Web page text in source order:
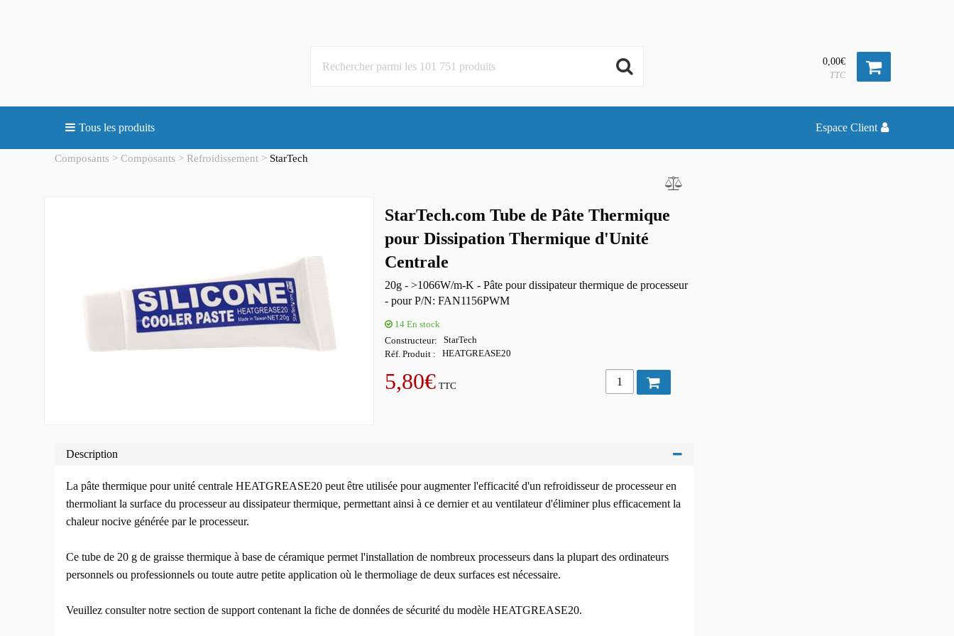
0,00€
TTC
Tous les produits Espace Client
Composants Composants Refroidissement StarTech
StarTech.com Tube de Pâte Thermique
pour Dissipation Thermique d'Unité
Centrale
20g - >1066W/m-K - Pâte pour dissipateur thermique de processeur
- pour P/N: FAN1156PWM
14 En stock
Constructeur StarTech
Réf. Produit HEATGREASE20
5,80€ TTC
Description
La pâte thermique pour unité centrale HEATGREASE20 peut être utilisée pour augmenter l'efficacité d'un refroidisseur de processeur en
thermoliant la surface du processeur au dissipateur thermique, permettant ainsi à ce dernier et au ventilateur d'éliminer plus efficacement la
chaleur nocive générée par le processeur.
Ce tube de 20 g de graisse thermique à base de céramique permet l'installation de nombreux processeurs dans la plupart des ordinateurs
personnels ou professionnels ou toute autre petite application où le thermoliage de deux surfaces est nécessaire.
Veuillez consulter notre section de support contenant la fiche de données de sécurité du modèle HEATGREASE20.